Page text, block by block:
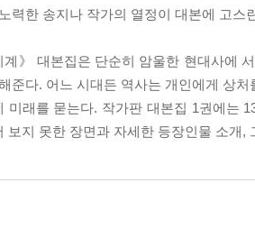
력한 송지나 작가의 열정이 대본에 고스
계》 대본집은 단순히 암울한 현대사에
준다. 어느 시대든 역사는 개인에게 상
미래를 묻는다. 작가판 대본집 1권에는
보지 못한 장면과 자세한 등장인물 소개